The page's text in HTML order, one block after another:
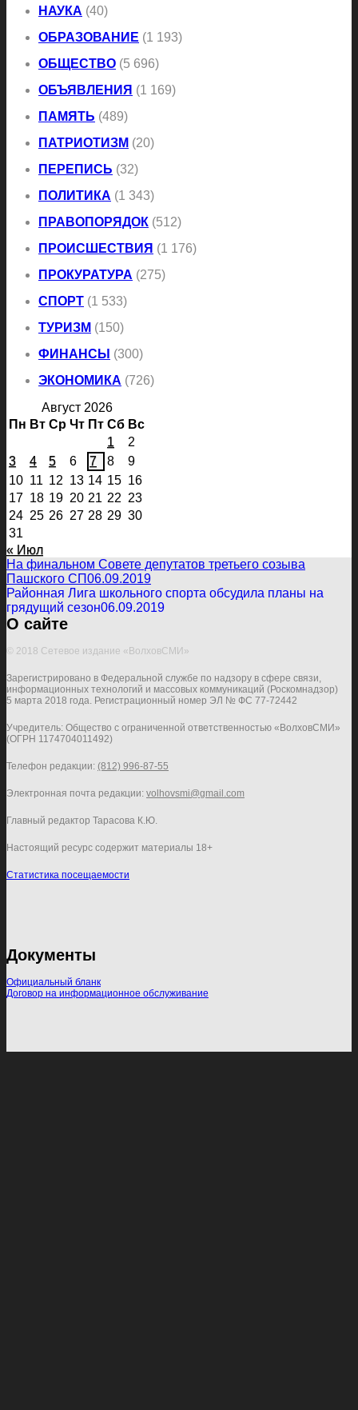
НАУКА (40)
ОБРАЗОВАНИЕ (1 193)
ОБЩЕСТВО (5 696)
ОБЪЯВЛЕНИЯ (1 169)
ПАМЯТЬ (489)
ПАТРИОТИЗМ (20)
ПЕРЕПИСЬ (32)
ПОЛИТИКА (1 343)
ПРАВОПОРЯДОК (512)
ПРОИСШЕСТВИЯ (1 176)
ПРОКУРАТУРА (275)
СПОРТ (1 533)
ТУРИЗМ (150)
ФИНАНСЫ (300)
ЭКОНОМИКА (726)
Август 2026
Пн Вт Ср Чт Пт Сб Вс
1
2
3
4 5 6 7 8
9
10 11 12 13 14 15 16
17 18 19 20 21 22 23
24 25 26 27 28 29 30
31
« Июл
На финальном Совете депутатов третьего созыва
Пашского СП06.09.2019
Районная Лига школьного спорта обсудила планы на
грядущий сезон06.09.2019
О сайте
© 2018 Сетевое издание «ВолховСМИ»
Зарегистрировано в Федеральной службе по надзору в сфере связи,
информационных технологий и массовых коммуникаций (Роскомнадзор)
5 марта 2018 года. Регистрационный номер ЭЛ № ФС 77-72442
Учредитель: Общество с ограниченной ответственностью «ВолховСМИ»
(ОГРН 1174704011492)
Телефон редакции: (812) 996-87-55
Электронная почта редакции: volhovsmi@gmail.com
Главный редактор Тарасова К.Ю.
Настоящий ресурс содержит материалы 18+
Статистика посещаемости
Документы
Официальный бланк
Договор на информационное обслуживание